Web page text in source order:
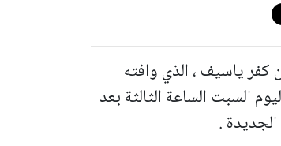
كفر ياسيف ، الذي وافته
السبت الساعة الثالثة بعد
.